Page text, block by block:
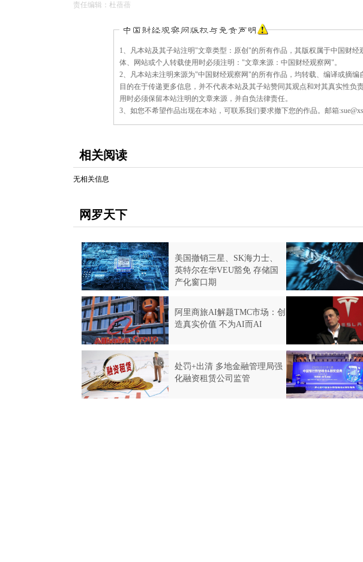
责任编辑：杜蓓蓓
版
权
与
免
责
声
明：
1、凡本站及其子站注明"文章类型：原创"的所有作品，其版权属于中国财经
体、网站或个人转载使用时必须注明："文章来源：中国财经观察网"。
2、凡本站未注明来源为"中国财经观察网"的所有作品，均转载、编译或摘编
目的在于传递更多信息，并不代表本站及其子站赞同其观点和对其真实性负
用时必须保留本站注明的文章来源，并自负法律责任。
3、如您不希望作品出现在本站，可联系我们要求撤下您的作品。邮箱
相关阅读
无相关信息
网罗天下